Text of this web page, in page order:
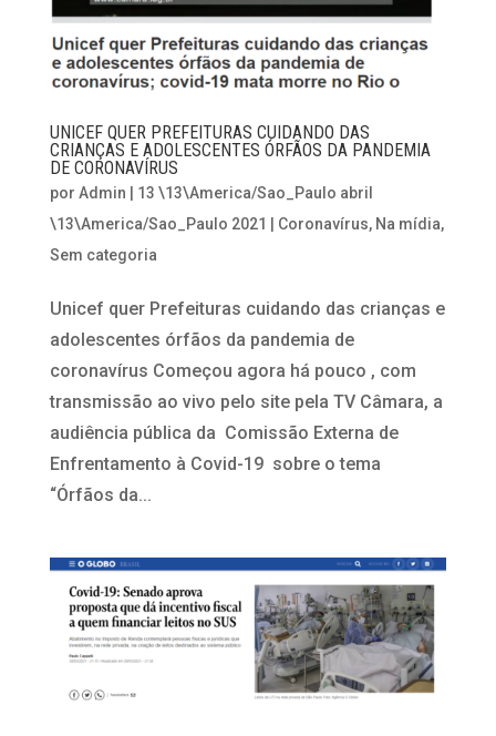
UNICEF QUER PREFEITURAS CUIDANDO DAS
CRIANÇAS E ADOLESCENTES ÓRFÃOS DA PANDEMIA
DE CORONAVÍRUS
por Admin
13 \13\America/Sao_Paulo abril
\13\America/Sao_Paulo 2021
Coronavírus, Na mídia,
Sem categoria
Unicef quer Prefeituras cuidando das crianças e
adolescentes órfãos da pandemia de
coronavírus Começou agora há pouco , com
transmissão ao vivo pelo site pela TV Câmara, a
audiência pública da Comissão Externa de
Enfrentamento à Covid-19 sobre o tema
“Órfãos da...